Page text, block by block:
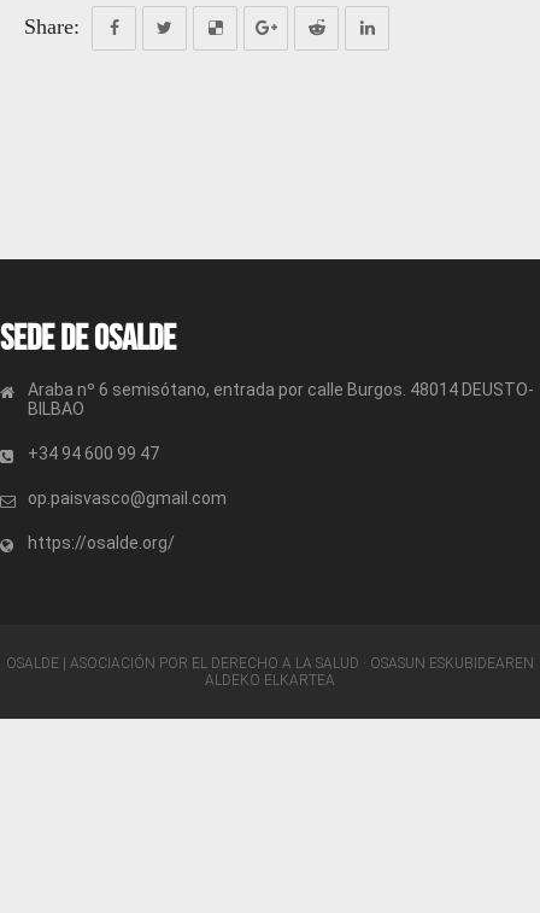
Share:
Sede de OSALDE
Araba nº 6 semisótano, entrada por calle Burgos. 48014 DEUSTO-
BILBAO
+34 94 600 99 47
op.paisvasco@gmail.com
https://osalde.org/
OSALDE | ASOCIACIÓN POR EL DERECHO A LA SALUD · OSASUN ESKUBIDEAREN
ALDEKO ELKARTEA